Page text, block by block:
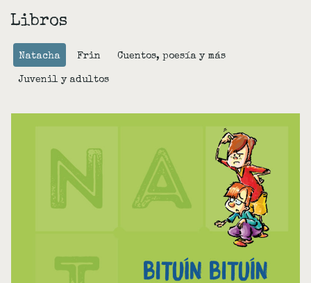
Libros
Natacha Frin Cuentos, poesía y más
Juvenil y adultos